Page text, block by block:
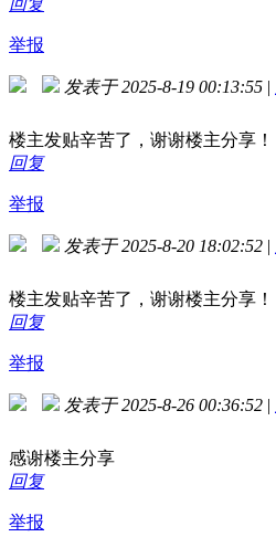
举报
发表于 2025-8-19 00:13:55 |
楼主发贴辛苦了，谢谢楼主分享！
回复
举报
发表于 2025-8-20 18:02:52 |
楼主发贴辛苦了，谢谢楼主分享！
回复
举报
发表于 2025-8-26 00:36:52 |
感谢楼主分享
回复
举报